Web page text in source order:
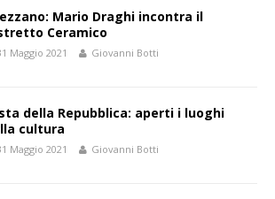
Mario Draghi incontra il
Ceramico
Maggio 2021 Giovanni Botti
della Repubblica: aperti i luoghi
cultura
Maggio 2021 Giovanni Botti